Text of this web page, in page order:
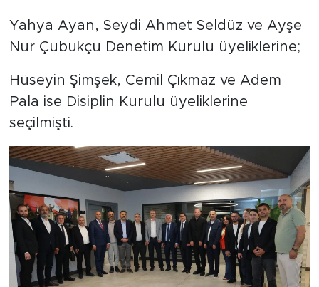
Yahya Ayan, Seydi Ahmet Seldüz ve Ayşe
Nur Çubukçu Denetim Kurulu üyeliklerine;
Hüseyin Şimşek, Cemil Çıkmaz ve Adem
Pala ise Disiplin Kurulu üyeliklerine
seçilmişti.